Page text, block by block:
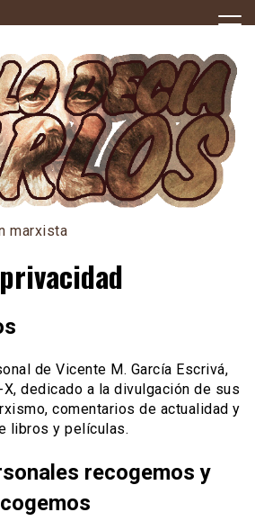
marxista
de Vicente M. García Escrivá,
dedicado a la divulgación de sus
comentarios de actualidad y
libros y películas.
recogemos y